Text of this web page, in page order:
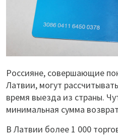
Россияне, совершающие
Латвии, могут
время выезда из страны.
минимальная сумма
В Латвии более 1 000